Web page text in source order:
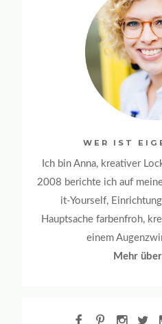
WER IST
Ich bin Anna, kreativer
2008 berichte ich auf
it-Yourself,
Hauptsache farbenfroh,
einem
Mehr